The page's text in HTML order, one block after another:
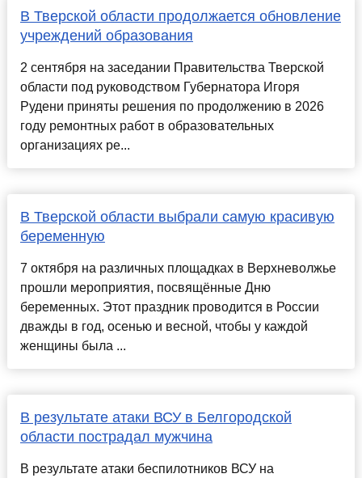
В Тверской области продолжается обновление
учреждений образования
2 сентября на заседании Правительства Тверской
области под руководством Губернатора Игоря
Рудени приняты решения по продолжению в 2026
году ремонтных работ в образовательных
организациях ре...
В Тверской области выбрали самую красивую
беременную
7 октября на различных площадках в Верхневолжье
прошли мероприятия, посвящённые Дню
беременных. Этот праздник проводится в России
дважды в год, осенью и весной, чтобы у каждой
женщины была ...
В результате атаки ВСУ в Белгородской
области пострадал мужчина
В результате атаки беспилотников ВСУ на